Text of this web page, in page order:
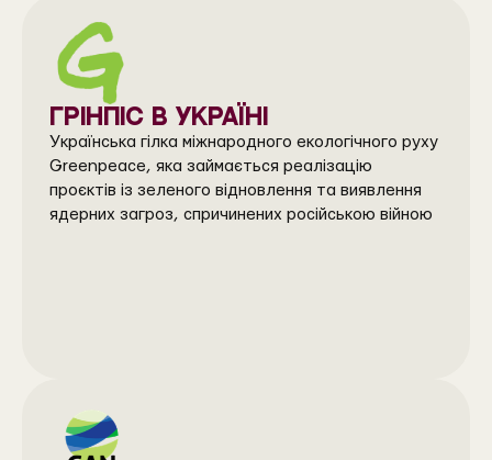
ГРІНПІС В УКРАЇНІ
Українська гілка міжнародного екологічного руху
Greenpeace, яка займається реалізацію
проєктів із зеленого відновлення та виявлення
ядерних загроз, спричинених російською війною